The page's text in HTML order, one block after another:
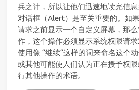
兵之计，所以让他们迅速地读完信
对话框（Alert）是至关重要的。如
请求之前显示一个自定义屏幕，那
作，这个操作必须显示系统权限请求
使用像 “继续“这样的词来命名这个
或其他可能使人们认为正在授予权
行其他操作的术语。